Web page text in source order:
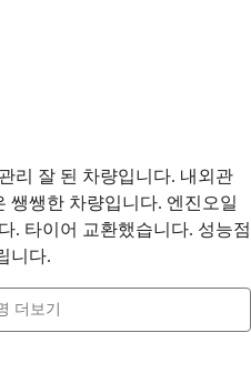
리 잘 된 차량입니다. 내외관
쌩쌩한 차량입니다. 엔진오일
. 타이어 교환했습니다. 성능점
니다.
더보기